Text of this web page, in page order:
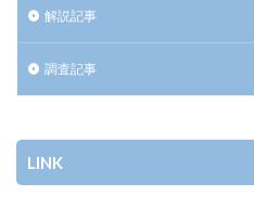
解説記事
調査記事
LINK